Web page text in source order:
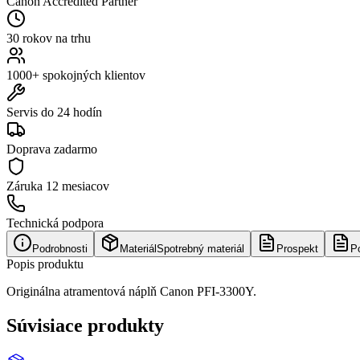
30 rokov na trhu
1000+ spokojných klientov
Servis do 24 hodín
Doprava zadarmo
Záruka 12 mesiacov
Technická podpora
Podrobnosti Materiál Spotrebný materiál Prospekt
Popis produktu
Originálna atramentová náplň Canon PFI-3300Y.
Súvisiace produkty